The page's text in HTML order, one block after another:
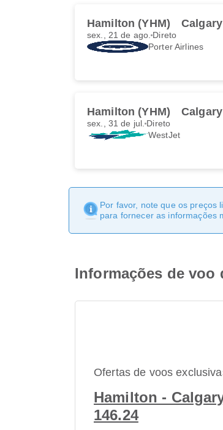
Hamilton (YHM)
sex., 21 de ago. Direto
Porter Airlines
Hamilton (YHM)
sex., 31 de jul. Direto
WestJet
Por favor, note que os preços
para fornecer as informações
Informações de voo
Ofertas de voos
Hamilton -
146.24